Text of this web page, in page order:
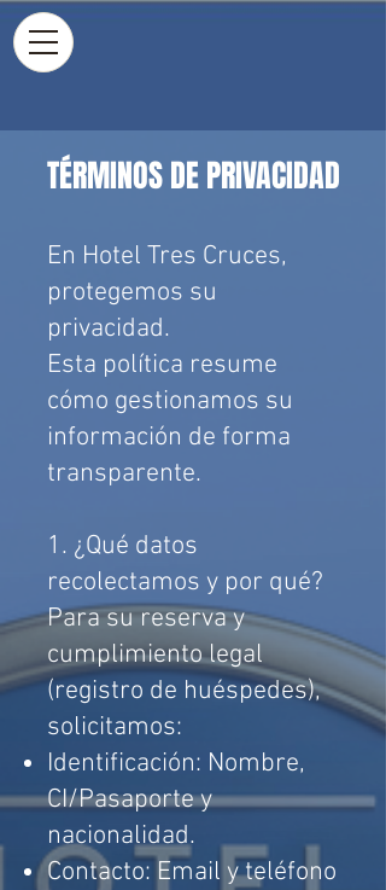
TÉRMINOS DE PRIVACIDAD
En Hotel Tres Cruces,
protegemos su
privacidad.
Esta política resume
cómo gestionamos su
información de forma
transparente.
1. ¿Qué datos
recolectamos y por qué?
Para su reserva y
cumplimiento legal
(registro de huéspedes),
solicitamos:
Identificación: Nombre,
CI/Pasaporte y
nacionalidad.
Contacto: Email y teléfono